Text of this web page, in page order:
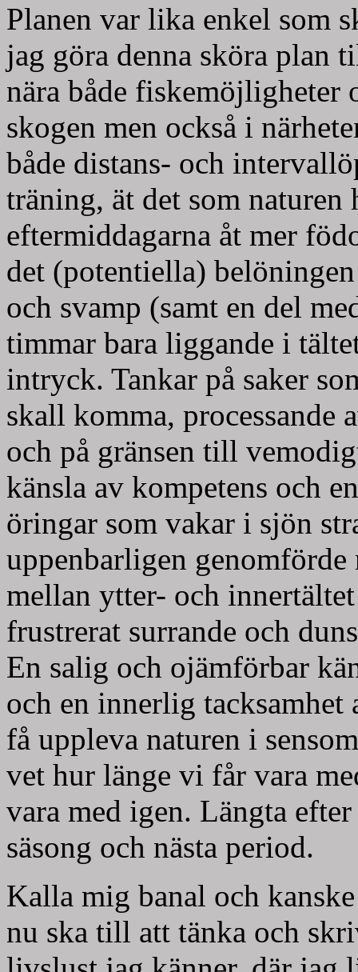
Planen var lika enkel som
jag göra denna sköra plan
nära både
skogen men också i
både distans- och
träning, ät det som naturen
eftermiddagarna åt mer
det (potentiella)
och svamp (samt en del
timmar bara liggande i
intryck. Tankar på saker
skall komma, processande
och på gränsen till
känsla av kompetens och
öringar som vakar i sjön
uppenbarligen
mellan ytter- och
frustrerat surrande och
En salig och ojämförbar
och en innerlig
få uppleva naturen i
vet hur länge vi får vara
vara med igen. Längta
säsong och nästa period.
Kalla mig banal och
nu ska till att tänka och